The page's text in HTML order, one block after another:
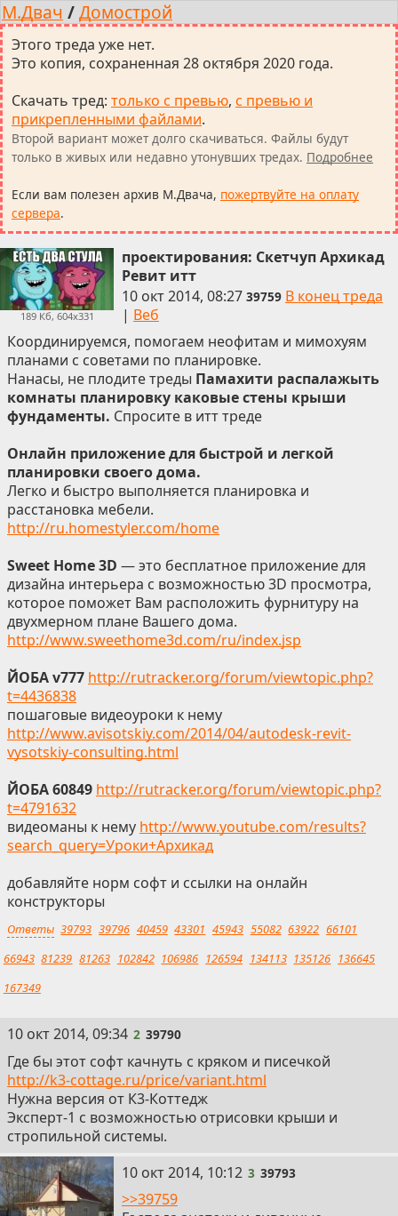
М.Двач /Домострой
Этого треда уже нет.
Это копия, сохраненная 28 октября 2020 года.
Скачать тред: только с превью, с превью и
прикрепленными файлами.
Второй вариант может долго скачиваться. Файлы будут
только в живых или недавно утонувших тредах. Подробнее
Если вам полезен архив М.Двача, пожертвуйте на оплату
сервера.
189 Кб, 604x331
проектирования: Скетчуп Архикад
Ревит итт
10 окт 2014, 08:27 39759 В конец треда
| Веб
Координируемся, помогаем неофитам и мимохуям
планами с советами по планировке.
Нанасы, не плодите треды Памахити распалажыть
комнаты планировку каковые стены крыши
фундаменты. Спросите в итт треде
Онлайн приложение для быстрой и легкой
планировки своего дома.
Легко и быстро выполняется планировка и
расстановка мебели.
http://ru.homestyler.com/home
Sweet Home 3D — это бесплатное приложение для
дизайна интерьера с возможностью 3D просмотра,
которое поможет Вам расположить фурнитуру на
двухмерном плане Вашего дома.
http://www.sweethome3d.com/ru/index.jsp
ЙOБА v777 http://rutracker.org/forum/viewtopic.php?
t=4436838
пошаговые видеоуроки к нему
http://www.avisotskiy.com/2014/04/autodesk-revit-
vysotskiy-consulting.html
ЙОБА 60849 http://rutracker.org/forum/viewtopic.php?
t=4791632
видеоманы к нему http://www.youtube.com/results?
search_query=Уроки+Архикад
добавляйте норм софт и ссылки на онлайн
конструкторы
Ответы 39793 39796 40459 43301 45943 55082 63922 66101
66943 81239 81263 102842 106986 126594 134113 135126 136645
167349
2
10 окт 2014, 09:34 2 39790
Где бы этот софт качнуть с кряком и писечкой
http://k3-cottage.ru/price/variant.html
Нужна версия от К3-Коттедж
Эксперт-1 с возможностью отрисовки крыши и
стропильной системы.
3
10 окт 2014, 10:12 3 39793
>>39759